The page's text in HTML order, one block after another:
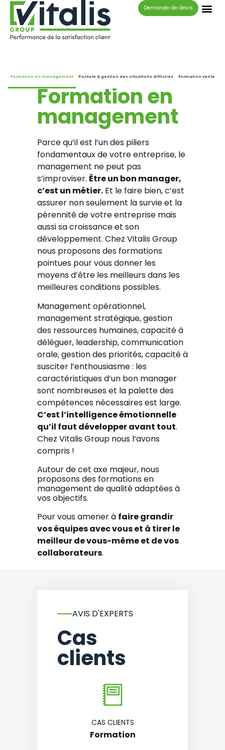
Panneau de gestion des cookies Demande de devis
Formation en
management
Parce qu’il est l’un des piliers
fondamentaux de votre entreprise, le
management ne peut pas
s’improviser. Être un bon manager,
c’est un métier. Et le faire bien, c’est
assurer non seulement la survie et la
pérennité de votre entreprise mais
aussi sa croissance et son
développement. Chez Vitalis Group
nous proposons des formations
pointues pour vous donner les
moyens d’être les meilleurs dans les
meilleures conditions possibles.
Management opérationnel,
management stratégique, gestion
des ressources humaines, capacité à
déléguer, leadership, communication
orale, gestion des priorités, capacité à
susciter l’enthousiasme : les
caractéristiques d’un bon manager
sont nombreuses et la palette des
compétences nécessaires est large.
C’est l’intelligence émotionnelle
qu’il faut développer avant tout.
Chez Vitalis Group nous l’avons
compris !
Autour de cet axe majeur, nous
proposons des formations en
management de qualité adaptées à
vos objectifs.
Pour vous amener à faire grandir
vos équipes avec vous et à tirer le
meilleur de vous-même et de vos
collaborateurs.
Formation en management Posture & gestion des situations difficiles Formation vente
AVIS D'EXPERTS
Cas
clients
CAS CLIENTS
Formation